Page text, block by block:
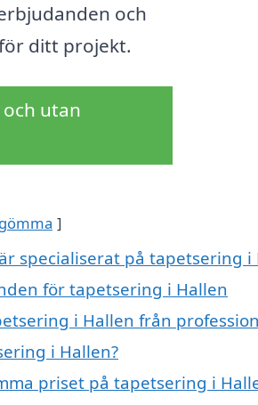
och
ditt projekt.
utan
gömma
specialiserat på tapetsering
för tapetsering i Hallen
i Hallen från
i Hallen?
priset på tapetsering i